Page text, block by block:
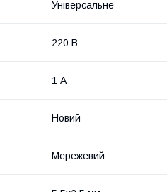
Універсальне
220 В
1 А
Новий
Мережевий